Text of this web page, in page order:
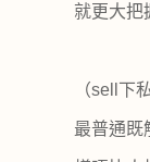
就更大把
（sell 下
最普通既